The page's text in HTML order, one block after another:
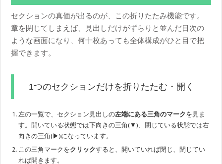
セクションの真価が出るのが、この折りたたみ機能です。
章を閉じてしまえば、見出しだけがずらりと並んだ目次の
ような画面になり、何十枚あっても全体構成がひと目で把
握できます。
1つのセクションだけを折りたたむ・開く
左の一覧で、セクション見出しの左端にある三角のマークを見ま
す。開いている状態では下向きの三角(▼)、閉じている状態では右
向きの三角(▶)になっています。
この三角マークをクリックすると、開いていれば閉じ、閉じてい
れば開きます。